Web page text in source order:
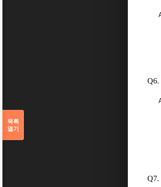
Q6.
Q7.
목록
열기